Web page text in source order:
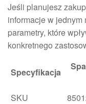
Jeśli planujesz
informacje w
parametry, które
konkretnego
Specyfikacja
SKU